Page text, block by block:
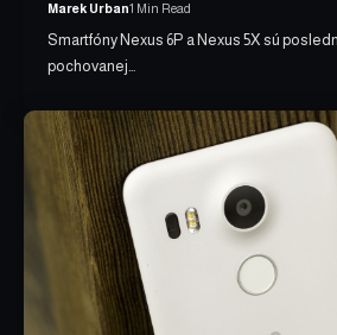
Marek Urban1 Min Read
Smartfóny Nexus 6P a Nexus 5X sú
pochovanej…